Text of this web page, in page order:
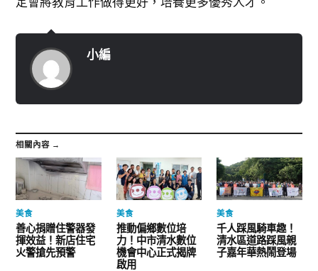
小編
相關內容 →
美食
善心捐贈住警器發
揮效益！新店住宅
火警搶先預警
美食
推動偏鄉數位培
力！中市清水數位
機會中心正式揭牌
啟用
美食
千人踩風騎車趣！
清水區道路踩風親
子嘉年華熱鬧登場